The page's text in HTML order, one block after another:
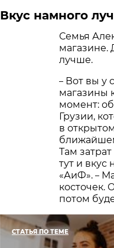
Вкус намного
Семья
магазине.
лучше.
– Вот вы у
магазины
момент:
Грузии,
в
Там
тут и вкус
«АиФ». –
косточек.
потом
СТАТЬЯ ПО ТЕМЕ